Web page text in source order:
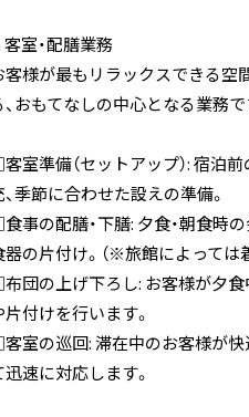
客室・配膳業務
客様が最もリラックスできる空
、おもてなしの中心となる業務で
室準備（セットアップ）: 宿泊
、季節に合わせた設えの準備。
事の配膳・下膳: 夕食・朝食時
器の片付け。（※旅館によっては
団の上げ下ろし: お客様が夕
片付けを行います。
室の巡回: 滞在中のお客様が快
迅速に対応します。